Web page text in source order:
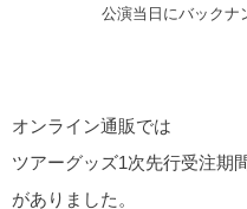
公演当日にバックナ
オンライン通販では
ツアーグッズ1次先行受注期
がありました。